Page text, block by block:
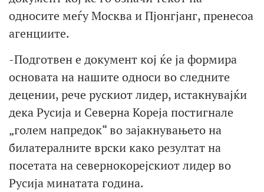
односите меѓу Москва и Пјонгјанг, пренесоа
агенциите.
-Подготвен е документ кој ќе ја формира
основата на нашите односи во следните
децении, рече рускиот лидер, истакнувајќи
дека Русија и Северна Кореја постигнале
„голем напредок“ во зајакнувањето на
билатералните врски како резултат на
посетата на севернокорејскиот лидер во
Русија минатата година.